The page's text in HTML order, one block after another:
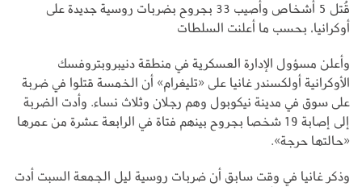
قُتل 5 أشخاص وأصيب 33 بجروح بضربات روسية جديدة على
أوكرانيا، بحسب ما أعلنت السلطات
وأعلن مسؤول الإدارة العسكرية في منطقة دنيبروبتروفسك
الأوكرانية أولكسندر غانيا على «تليغرام» أن الخمسة قتلوا في ضربة
على سوق في مدينة نيكوبول وهم رجلان وثلاث نساء. وأدت الضربة
إلى إصابة 19 شخصا بجروح بينهم فتاة في الرابعة عشرة من عمرها
«حالتها حرجة».
وذكر غانيا في وقت سابق أن ضربات روسية ليل الجمعة السبت أدت